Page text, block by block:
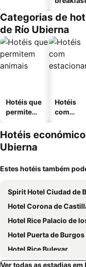
Categorias de
de Río Ubierna
Hotéis que
permitem
Hotéis
com
mento
Hotéis
Ubierna
Estes hotéis também
Spirit Hotel Ciudad de
Hotel Corona de Castilla
Hotel Rice Palacio de los
Hotel Puerta de Burgos
Hotel Rice Bulevar
AC Hotel Burgos
Ver todas as estadias